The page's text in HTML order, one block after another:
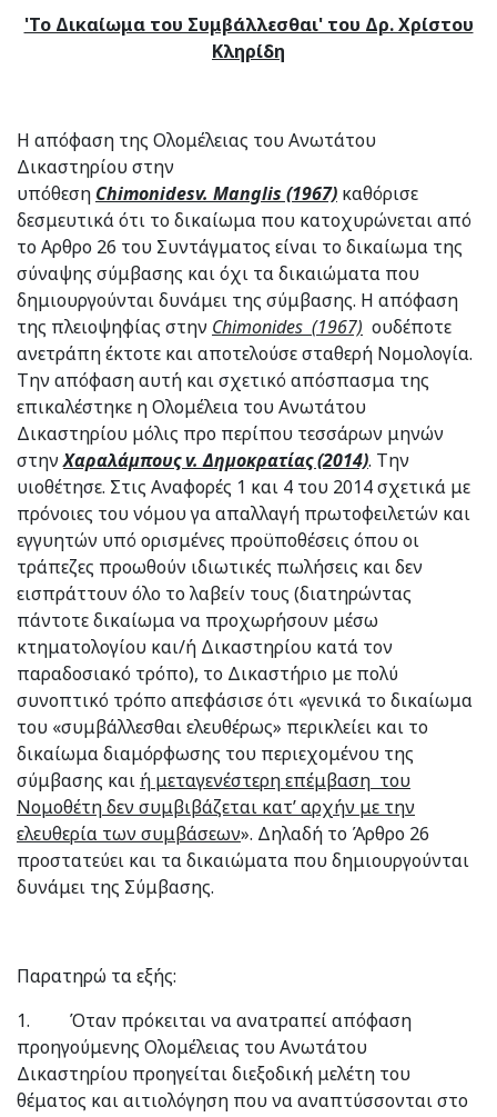
'Το Δικαίωμα του Συμβάλλεσθαι' του Δρ. Χρίστου
Κληρίδη
Η απόφαση της Ολομέλειας του Ανωτάτου
Δικαστηρίου στην
υπόθεση Chimonidesv. Manglis (1967) καθόρισε
δεσμευτικά ότι το δικαίωμα που κατοχυρώνεται από
το Αρθρο 26 του Συντάγματος είναι το δικαίωμα της
σύναψης σύμβασης και όχι τα δικαιώματα που
δημιουργούνται δυνάμει της σύμβασης. Η απόφαση
της πλειοψηφίας στην Chimonides (1967) ουδέποτε
ανετράπη έκτοτε και αποτελούσε σταθερή Νομολογία.
Την απόφαση αυτή και σχετικό απόσπασμα της
επικαλέστηκε η Ολομέλεια του Ανωτάτου
Δικαστηρίου μόλις προ περίπου τεσσάρων μηνών
στηνΧαραλάμπουςv. Δημοκρατίας (2014). Την
υιοθέτησε. Στις Αναφορές 1 και 4 του 2014 σχετικά με
πρόνοιες του νόμου γα απαλλαγή πρωτοφειλετών και
εγγυητών υπό ορισμένες προϋποθέσεις όπου οι
τράπεζες προωθούν ιδιωτικές πωλήσεις και δεν
εισπράττουν όλο το λαβείν τους (διατηρώντας
πάντοτε δικαίωμα να προχωρήσουν μέσω
κτηματολογίου και/ή Δικαστηρίου κατά τον
παραδοσιακό τρόπο), το Δικαστήριο με πολύ
συνοπτικό τρόπο απεφάσισε ότι «γενικά το δικαίωμα
του «συμβάλλεσθαι ελευθέρως» περικλείει και το
δικαίωμα διαμόρφωσης του περιεχομένου της
σύμβασης και ή μεταγενέστερη επέμβαση του
Νομοθέτη δεν συμβιβάζεται κατ’ αρχήν με την
ελευθερία των συμβάσεων». Δηλαδή το Άρθρο 26
προστατεύει και τα δικαιώματα που δημιουργούνται
δυνάμει της Σύμβασης.
Παρατηρώ τα εξής:
1. Όταν πρόκειται να ανατραπεί απόφαση
προηγούμενης Ολομέλειας του Ανωτάτου
Δικαστηρίου προηγείται διεξοδική μελέτη του
θέματος και αιτιολόγηση που να αναπτύσσονται στο